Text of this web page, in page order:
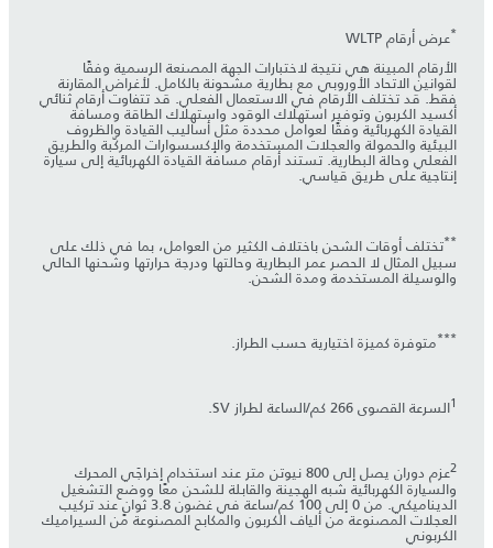
*عرض أرقام WLTP
الأرقام المبينة هي نتيجة لاختبارات الجهة المصنعة الرسمية وفقًا
لقوانين الاتحاد الأوروبي مع بطارية مشحونة بالكامل. لأغراض المقارنة
فقط. قد تختلف الأرقام في الاستعمال الفعلي. قد تتفاوت أرقام ثنائي
أكسيد الكربون وتوفير استهلاك الوقود واستهلاك الطاقة ومسافة
القيادة الكهربائية وفقًا لعوامل محددة مثل أساليب القيادة والظروف
البيئية والحمولة والعجلات المستخدمة والإكسسوارات المركّبة والطريق
الفعلي وحالة البطارية. تستند أرقام مسافة القيادة الكهربائية إلى سيارة
إنتاجية على طريق قياسي.
**تختلف أوقات الشحن باختلاف الكثير من العوامل، بما في ذلك على
سبيل المثال لا الحصر عمر البطارية وحالتها ودرجة حرارتها وشحنها الحالي
والوسيلة المستخدمة ومدة الشحن.
***متوفرة كميزة اختيارية حسب الطراز.
1السرعة القصوى 266 كم/الساعة لطراز SV.
2 عزم دوران يصل إلى 800 نيوتن متر عند استخدام إخراجَي المحرك
والسيارة الكهربائية شبه الهجينة والقابلة للشحن معًا ووضع التشغيل
الديناميكي. من 0 إلى 100 كم/ساعة في غضون 3.8 ثوانٍ عند تركيب
العجلات المصنوعة من ألياف الكربون والمكابح المصنوعة من السيراميك
الكربوني